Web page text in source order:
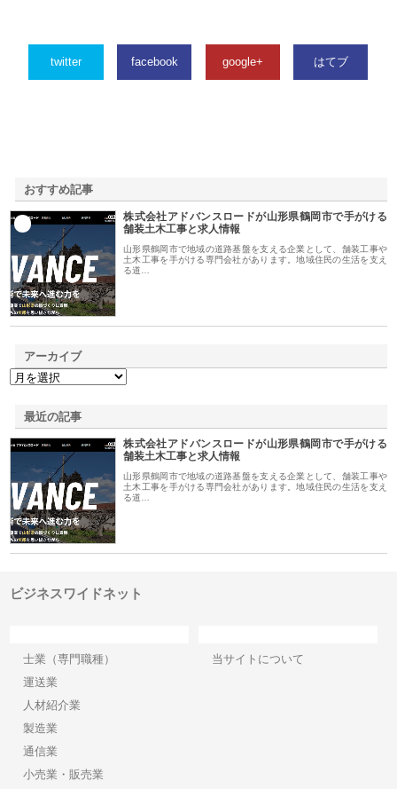
twitter facebook google+ はてブ
おすすめ記事
株式会社アドバンスロードが山形県鶴岡市で手がける
舗装土木工事と求人情報
山形県鶴岡市で地域の道路基盤を支える企業として、舗装工事や
土木工事を手がける専門会社があります。地域住民の生活を支え
る道…
アーカイブ
最近の記事
株式会社アドバンスロードが山形県鶴岡市で手がける
舗装土木工事と求人情報
山形県鶴岡市で地域の道路基盤を支える企業として、舗装工事や
土木工事を手がける専門会社があります。地域住民の生活を支え
る道…
ビジネスワイドネット
士業（専門職種）
運送業
人材紹介業
製造業
通信業
小売業・販売業
当サイトについて